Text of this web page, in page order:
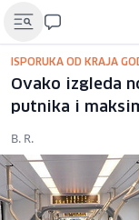
ISPORUKA OD KRAJA
Ovako izgleda
putnika i
B. R.